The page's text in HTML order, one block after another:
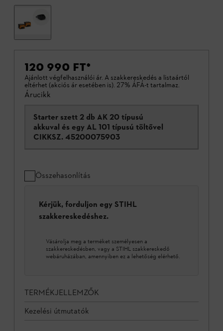
120 990 FT*
Ajánlott végfelhasználói ár. A szakkereskedés a listaártól
eltérhet (akciós ár esetében is). 27% ÁFÁ-t tartalmaz.
Árucikk
Starter szett 2 db AK 20 típusú
akkuval és egy AL 101 típusú töltővel
CIKKSZ. 45200075903
Összehasonlítás
Kérjük, forduljon egy STIHL
szakkereskedéshez.
Vásárolja meg a terméket személyesen a
szakkereskedésben, vagy a STIHL szakkereskedő
webáruházában, amennyiben ez a lehetőség elérhető.
TERMÉKJELLEMZŐK
Kezelési útmutatók